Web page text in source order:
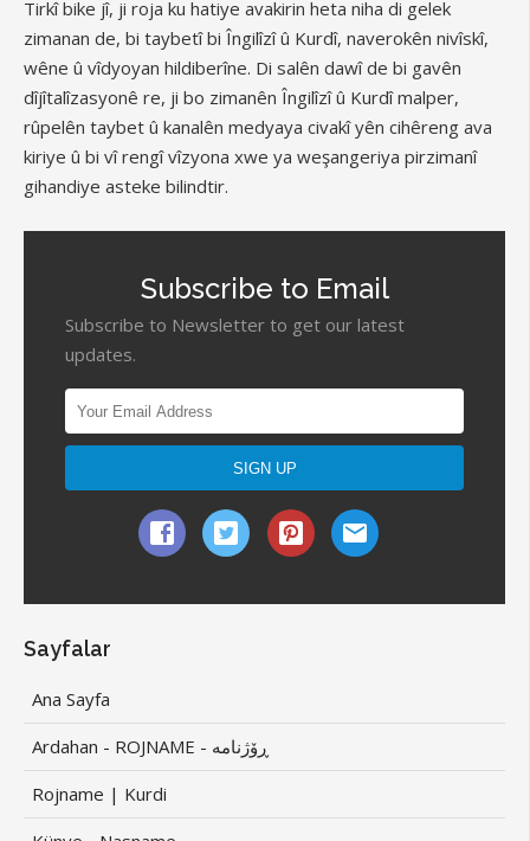
Tirkî bike jî, ji roja ku hatiye avakirin heta niha di gelek
zimanan de, bi taybetî bi Îngilîzî û Kurdî, naverokên nivîskî,
wêne û vîdyoyan hildiberîne. Di salên dawî de bi gavên
dîjîtalîzasyonê re, ji bo zimanên Îngilîzî û Kurdî malper,
rûpelên taybet û kanalên medyaya civakî yên cihêreng ava
kiriye û bi vî rengî vîzyona xwe ya weşangeriya pirzimanî
gihandiye asteke bilindtir.
Subscribe to Email
Subscribe to Newsletter to get our latest
updates.
Sayfalar
Ana Sayfa
Ardahan - ROJNAME - ڕۆژنامە
Rojname | Kurdi